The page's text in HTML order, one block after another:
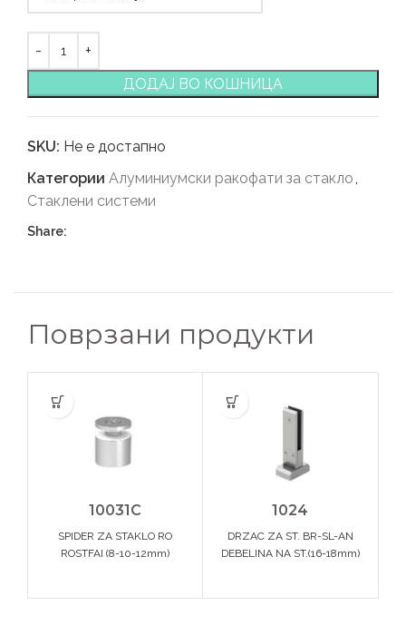
ДОДАЈ ВО КОШНИЦА
SKU: Не е достапно
Категории Алуминиумски ракофати за стакло
Стаклени системи
Share:
Поврзани продукти
10031C
SPIDER ZA STAKLO RO
ROSTFAI (8-10-12mm)
1024
DRZAC ZA ST. BR-SL-AN
DEBELINA NA ST.(16-18mm)